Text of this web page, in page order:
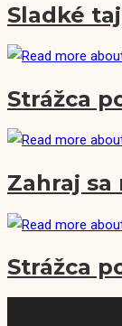
Sladké
Strážca
Zahraj
Strážca